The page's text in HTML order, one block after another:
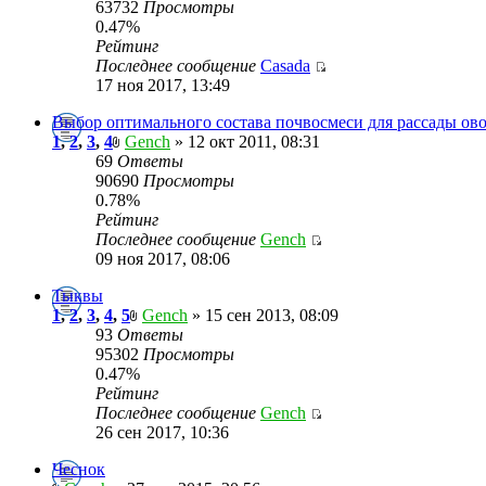
63732 Просмотры
0.47%
Рейтинг
Последнее сообщение Casada
17 ноя 2017, 13:49
Выбор оптимального состава почвосмеси для рассады
1,2, 3, 4 Gench » 12 окт 2011, 08:31
69 Ответы
90690 Просмотры
0.78%
Рейтинг
Последнее сообщение Gench
09 ноя 2017, 08:06
Тыквы
1,2, 3, 4, 5 Gench » 15 сен 2013, 08:09
93 Ответы
95302 Просмотры
0.47%
Рейтинг
Последнее сообщение Gench
26 сен 2017, 10:36
Чеснок